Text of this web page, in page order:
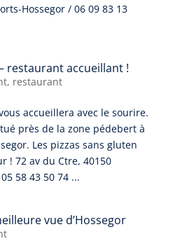
Hossegor / 06 09 83 13
restaurant accueillant !
, restaurant
accueillera avec le sourire.
près de la zone pédebert à
Les pizzas sans gluten
! 72 av du Ctre, 40150
05 58 43 50 74 ...
vue d’Hossegor